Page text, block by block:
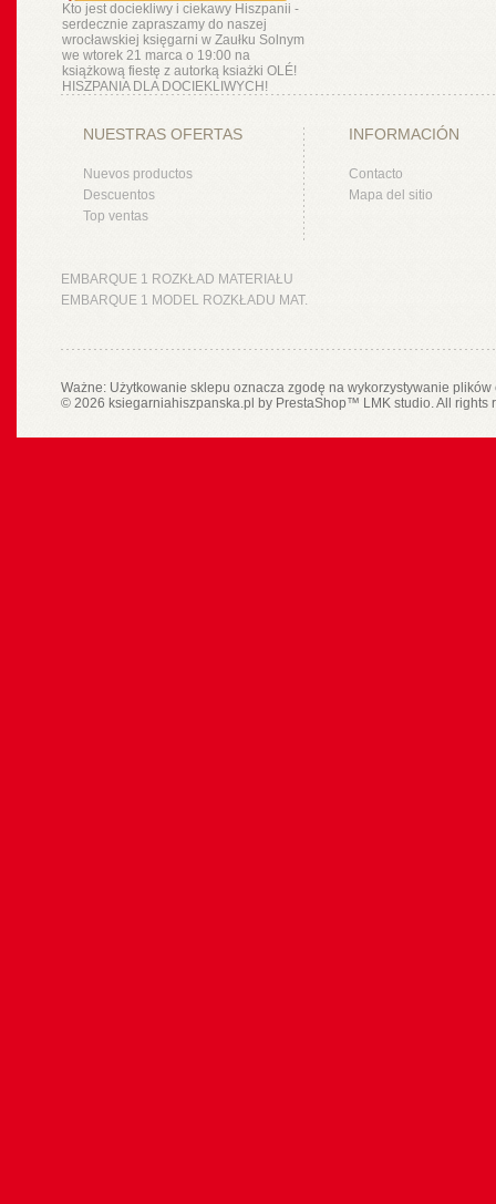
Kto jest dociekliwy i ciekawy Hiszpanii -
serdecznie zapraszamy do naszej
wrocławskiej księgarni w Zaułku Solnym
we wtorek 21 marca o 19:00 na
książkową fiestę z autorką ksiażki OLÉ!
HISZPANIA DLA DOCIEKLIWYCH!
NUESTRAS OFERTAS
Nuevos productos
Descuentos
Top ventas
INFORMACIÓN
Contacto
Mapa del sitio
EMBARQUE 1 ROZKŁAD MATERIAŁU
EMBARQUE 1 MODEL ROZKŁADU MAT.
Ważne: Użytkowanie sklepu oznacza zgodę na wykorzystywanie
© 2026 ksiegarniahiszpanska.pl by PrestaShop™ LMK studio. All rights